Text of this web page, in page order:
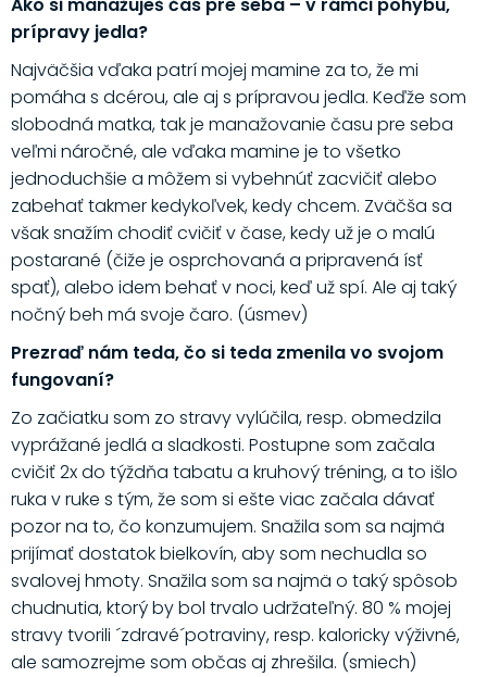
Ako si manažuješ čas pre seba – v rámci pohybu,
prípravy jedla?
Najväčšia vďaka patrí mojej mamine za to, že mi
pomáha s dcérou, ale aj s prípravou jedla. Keďže som
slobodná matka, tak je manažovanie času pre seba
veľmi náročné, ale vďaka mamine je to všetko
jednoduchšie a môžem si vybehnúť zacvičiť alebo
zabehať takmer kedykoľvek, kedy chcem. Zväčša sa
však snažím chodiť cvičiť v čase, kedy už je o malú
postarané (čiže je osprchovaná a pripravená ísť
spať), alebo idem behať v noci, keď už spí. Ale aj taký
nočný beh má svoje čaro. (úsmev)
Prezraď nám teda, čo si teda zmenila vo svojom
fungovaní?
Zo začiatku som zo stravy vylúčila, resp. obmedzila
vyprážané jedlá a sladkosti. Postupne som začala
cvičiť 2x do týždňa tabatu a kruhový tréning, a to išlo
ruka v ruke s tým, že som si ešte viac začala dávať
pozor na to, čo konzumujem. Snažila som sa najmä
prijímať dostatok bielkovín, aby som nechudla so
svalovej hmoty. Snažila som sa najmä o taký spôsob
chudnutia, ktorý by bol trvalo udržateľný. 80 % mojej
stravy tvorili ´zdravé´potraviny, resp. kaloricky výživné,
ale samozrejme som občas aj zhrešila. (smiech)